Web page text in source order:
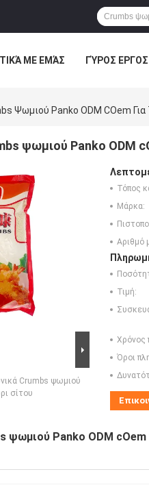
ΜΕ ΕΜΆΣ ΓΎΡΟΣ
Ψωμιού Panko ODM COem
ψωμιού Panko ODM
Crumbs ψωμιού
σίτου
Τόπος
Μάρκα:
Αριθμό
Τιμή:
Χρόνος
Όροι
ψωμιού Panko ODM